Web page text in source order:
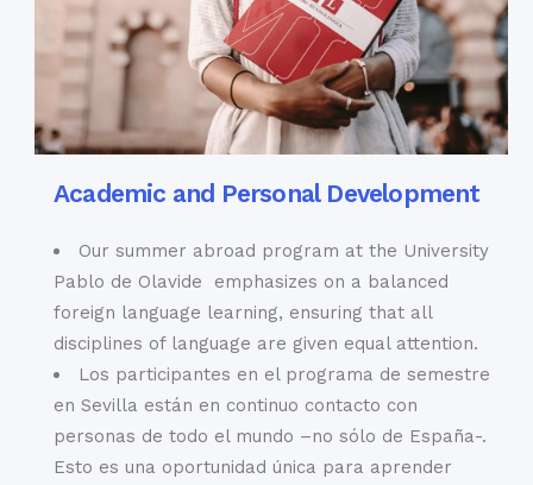
Academic and Personal Development
Our summer abroad program at the University
Pablo de Olavide emphasizes on a balanced
foreign language learning, ensuring that all
disciplines of language are given equal attention.
Los participantes en el programa de semestre
en Sevilla están en continuo contacto con
personas de todo el mundo –no sólo de España-.
Esto es una oportunidad única para aprender